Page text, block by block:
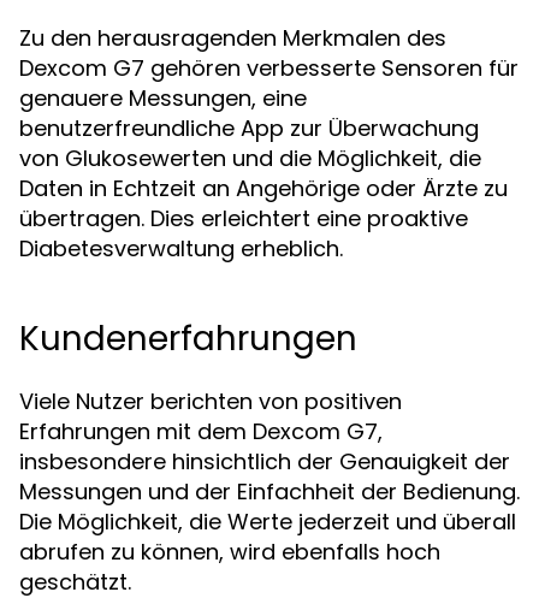
Zu den herausragenden Merkmalen des
Dexcom G7 gehören verbesserte Sensoren für
genauere Messungen, eine
benutzerfreundliche App zur Überwachung
von Glukosewerten und die Möglichkeit, die
Daten in Echtzeit an Angehörige oder Ärzte zu
übertragen. Dies erleichtert eine proaktive
Diabetesverwaltung erheblich.
Kundenerfahrungen
Viele Nutzer berichten von positiven
Erfahrungen mit dem Dexcom G7,
insbesondere hinsichtlich der Genauigkeit der
Messungen und der Einfachheit der Bedienung.
Die Möglichkeit, die Werte jederzeit und überall
abrufen zu können, wird ebenfalls hoch
geschätzt.